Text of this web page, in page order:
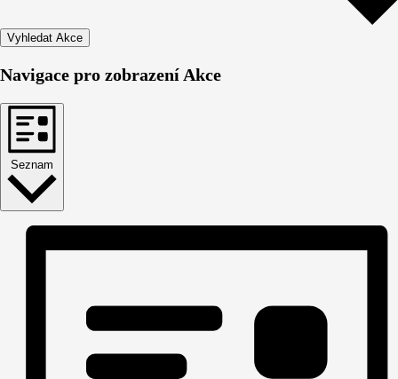
Vyhledat Akce
Navigace pro zobrazení Akce
Seznam